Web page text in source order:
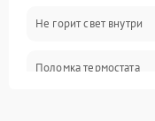
Не горит свет внутри
Поломка термостата